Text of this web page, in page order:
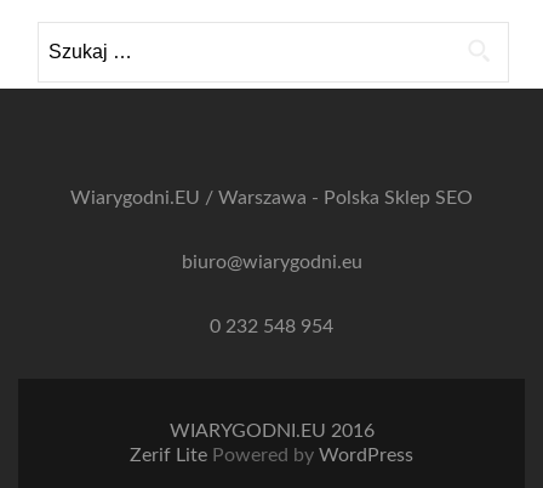
Wiarygodni.EU / Warszawa - Polska Sklep SEO
biuro@wiarygodni.eu
0 232 548 954
WIARYGODNI.EU 2016
Zerif Lite Powered by WordPress